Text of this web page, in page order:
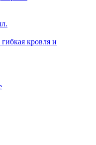
кровля и